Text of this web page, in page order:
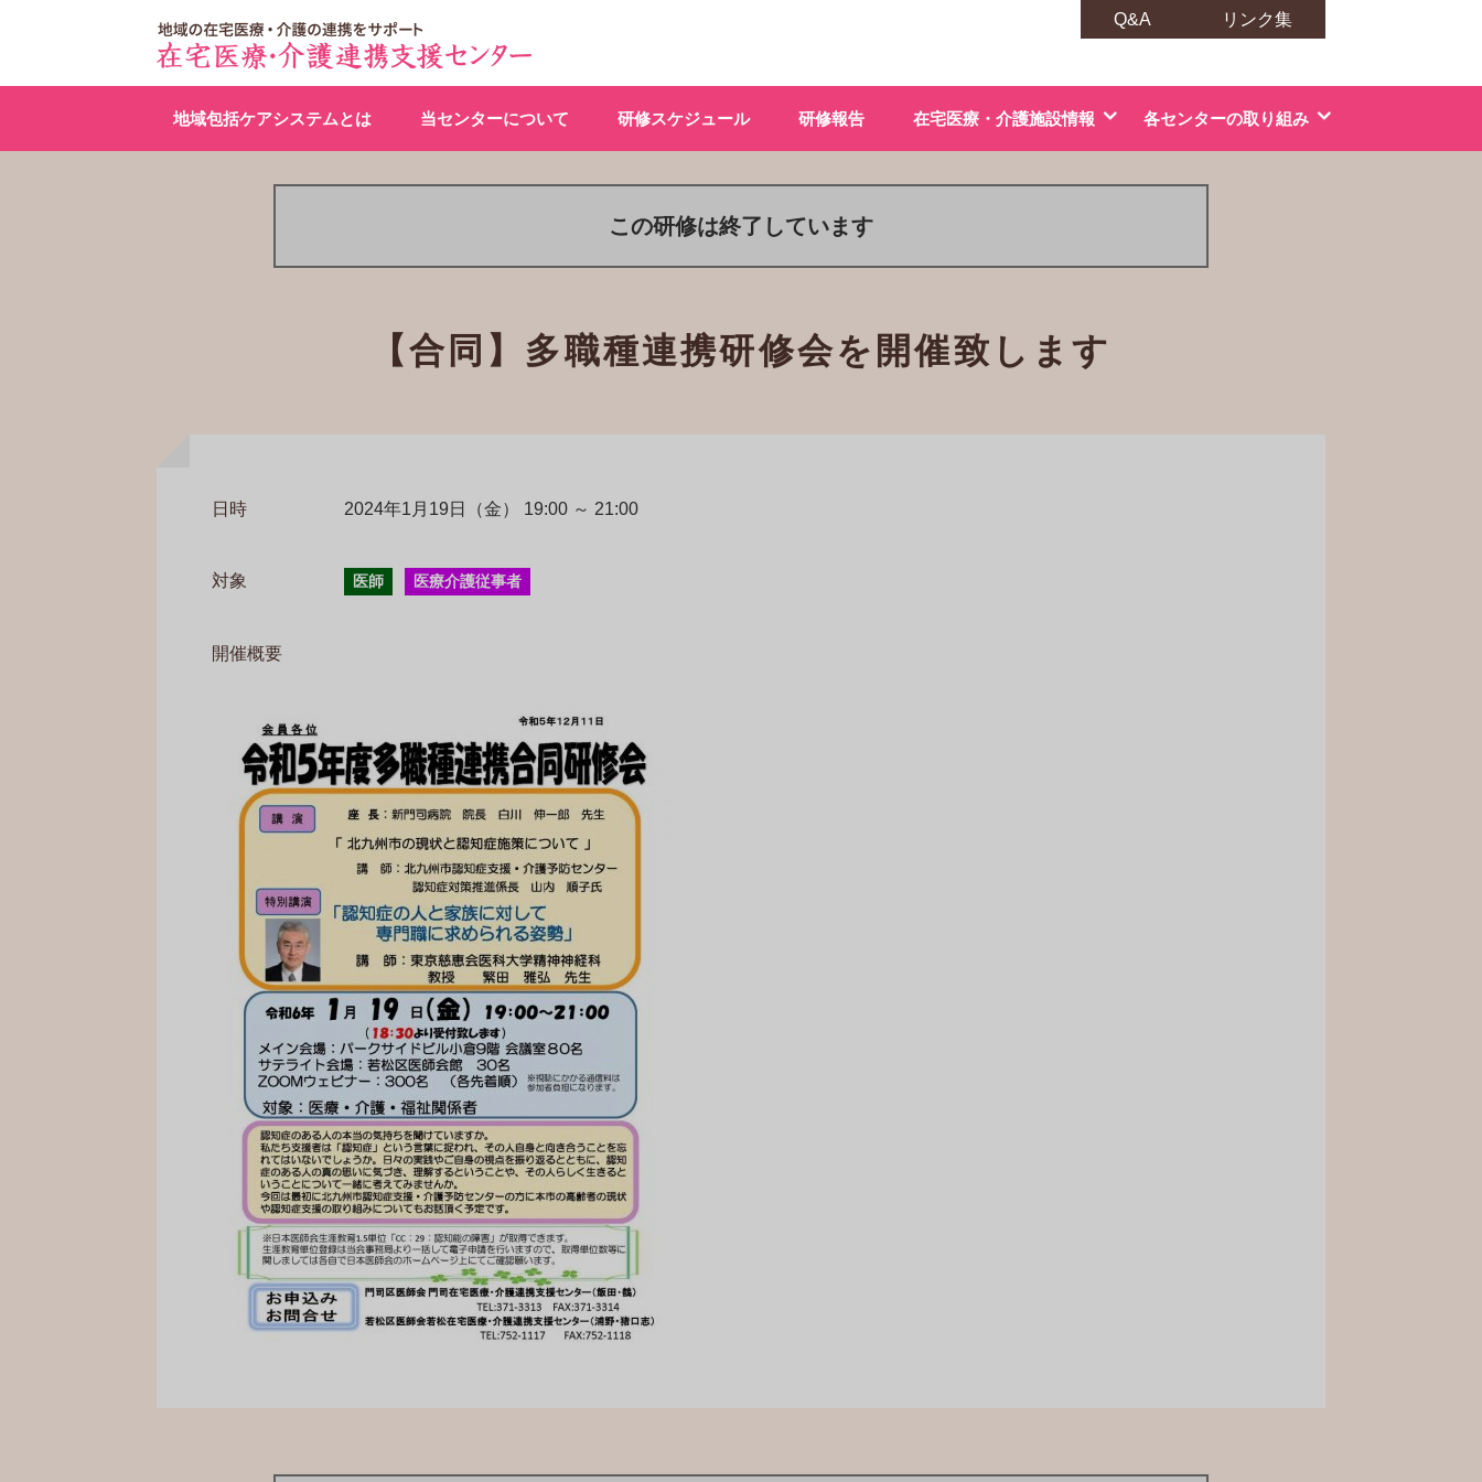
Q&A リンク集
地域包括ケアシステムとは 当センターについて 研修スケジュール 研修報告 在宅医療・介護施設情報 各センターの取り組み
この研修は終了しています
【合同】多職種連携研修会を開催致します
日時 2024年1月19日（金） 19:00 ～ 21:00
対象 医師 医療介護従事者
開催概要